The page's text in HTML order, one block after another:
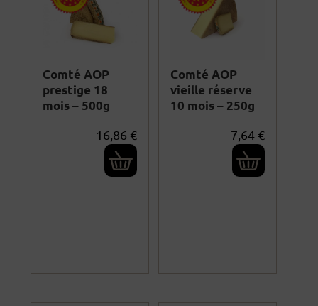
Comté AOP
prestige 18
mois – 500g
16,86 €
Comté AOP
vieille réserve
10 mois – 250g
7,64 €